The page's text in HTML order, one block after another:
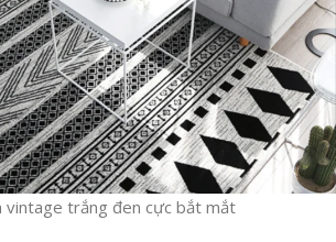
vintage trắng đen cực bắt mắt